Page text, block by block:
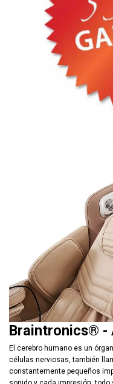
Braintronics® -
El cerebro humano es un
células nerviosas, también
constantemente pequeños